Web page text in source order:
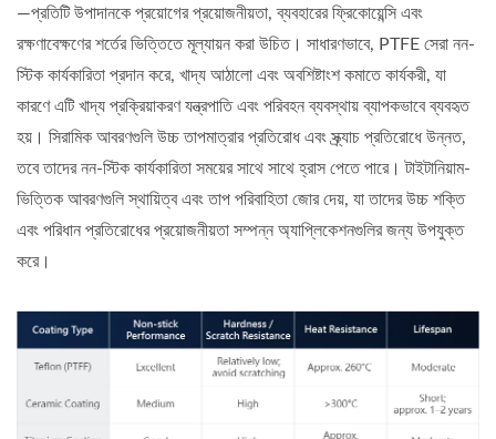
—প্রতিটি উপাদানকে প্রয়োগের প্রয়োজনীয়তা, ব্যবহারের ফ্রিকোয়েন্সি এবং
রক্ষণাবেক্ষণের শর্তের ভিত্তিতে মূল্যায়ন করা উচিত। সাধারণভাবে, PTFE সেরা নন-
স্টিক কার্যকারিতা প্রদান করে, খাদ্য আঠালো এবং অবশিষ্টাংশ কমাতে কার্যকরী, যা
কারণে এটি খাদ্য প্রক্রিয়াকরণ যন্ত্রপাতি এবং পরিবহন ব্যবস্থায় ব্যাপকভাবে ব্যবহৃত
হয়। সিরামিক আবরণগুলি উচ্চ তাপমাত্রার প্রতিরোধ এবং স্ক্র্যাচ প্রতিরোধে উন্নত,
তবে তাদের নন-স্টিক কার্যকারিতা সময়ের সাথে সাথে হ্রাস পেতে পারে। টাইটানিয়াম-
ভিত্তিক আবরণগুলি স্থায়িত্ব এবং তাপ পরিবাহিতা জোর দেয়, যা তাদের উচ্চ শক্তি
এবং পরিধান প্রতিরোধের প্রয়োজনীয়তা সম্পন্ন অ্যাপ্লিকেশনগুলির জন্য উপযুক্ত
করে।